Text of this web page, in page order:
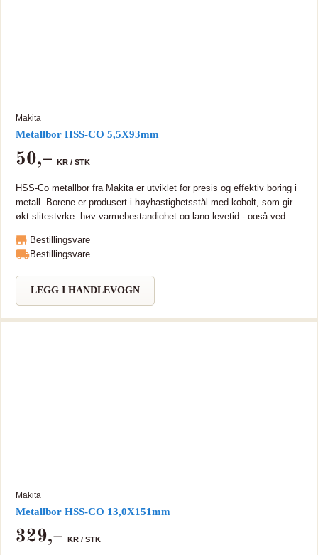
Makita
Metallbor HSS-CO 5,5X93mm
50,– KR / STK
HSS-Co metallbor fra Makita er utviklet for presis og effektiv boring i
metall. Borene er produsert i høyhastighetsstål med kobolt, som gir
økt slitestyrke, høy varmebestandighet og lang levetid - også ved
DIN338 M35 med stål og 5% kobolt. Boret er da sterkere og med
lengre levetid sammenlignet med ordinære metallbor. Boret er laget i
hardt metall.
Bestillingsvare
Bestillingsvare
LEGG I HANDLEVOGN
Makita
Metallbor HSS-CO 13,0X151mm
329,– KR / STK